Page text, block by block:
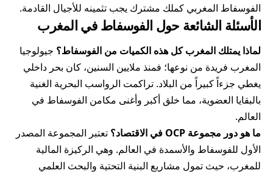
الفوسفاط المغربي كملك مشترك يجب تثمينه للأجيال القادمة.
الأسئلة الشائعة حول الفوسفاط في المغرب
لماذا يمتلك المغرب كل هذه الكميات من الفوسفاط؟ جيولوجيا
المغرب فريدة من نوعها؛ فمنذ ملايين السنين، كان بحر داخلي
يغطي جزءاً كبيراً من البلاد. تراكمت الرواسب البحرية الغنية
بالبقايا العضوية، مما خلق أكبر وأغنى مكامن الفوسفاط في
العالم.
ما هو دور مجموعة OCP في الاقتصاد؟
تعتبر المجموعة المصدر
الأول للفوسفاط والأسمدة في العالم. وهي الركيزة المالية
للمغرب، حيث تمول مشاريع البنية التحتية والبحث العلمي